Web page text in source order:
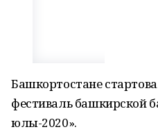
Башкортостане
фестиваль башкирской
юлы-2020».